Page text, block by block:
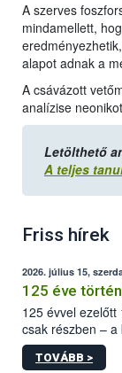
A szerves
mindamellett,
alapot adnak a
A csávázott
analízise
Letölthető
A teljes
Friss hírek
2026. július 15,
125 éve
125 évvel
csak részben – a
állomás a Kis
tervezett új
TOVÁBB >